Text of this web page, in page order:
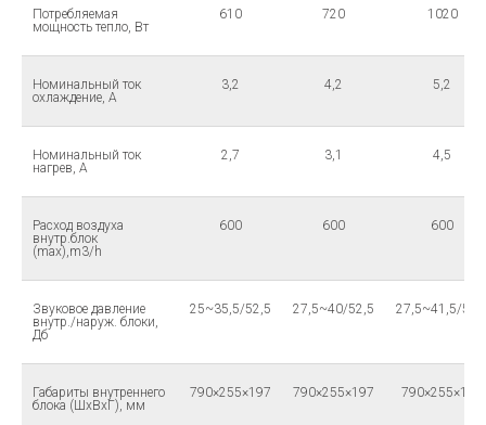
Потребляемая
мощность тепло, Вт
610 720 1020
Номинальный ток
охлаждение, А
3,2 4,2 5,2
Номинальный ток
нагрев, А
2,7 3,1 4,5
Расход воздуха
внутр.блок
(max),m3/h
600 600 600
Звуковое давление
внутр./наруж. блоки,
Дб
25~35,5/52,5 27,5~40/52,5 27,5~41,5/
Габариты внутреннего
блока (ШхВхГ), мм
790×255×197 790×255×197 790×255×197